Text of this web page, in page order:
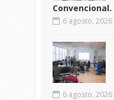
Convencional.
6 agosto, 2026
6 agosto, 2026